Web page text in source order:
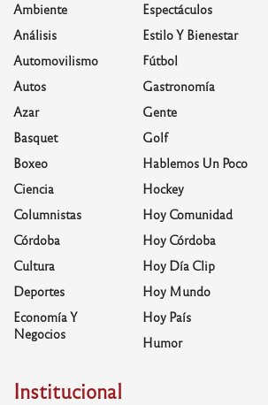
Ambiente
Análisis
Automovilismo
Autos
Azar
Basquet
Boxeo
Ciencia
Columnistas
Córdoba
Cultura
Deportes
Economía Y
Negocios
Espectáculos
Estilo Y Bienestar
Fútbol
Gastronomía
Gente
Golf
Hablemos Un Poco
Hockey
Hoy Comunidad
Hoy Córdoba
Hoy Día Clip
Hoy Mundo
Hoy País
Humor
Institucional